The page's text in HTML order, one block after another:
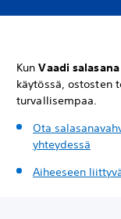
KunVaadi
käytössä, ostosten
turvallisempaa.
Ota
yhteydessä
Aiheeseen